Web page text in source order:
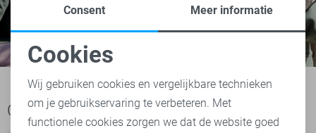
Ook het bekijken waard
Noodzakelijke cookies
Personalisatie cookies
Consent Meer informatie
Cookies
Wij gebruiken cookies en vergelijkbare technieken
om je gebruikservaring te verbeteren. Met
functionele cookies zorgen we dat de website goed